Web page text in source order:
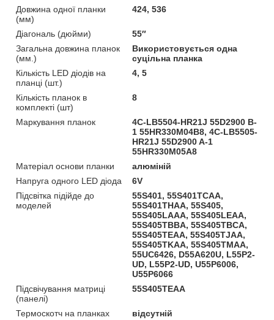
Довжина одної планки
(мм)
424, 536
Діагональ (дюйми)
55″
Загальна довжина планок
(мм.)
Використовується одна
суцільна планка
Кількість LED діодів на
планці (шт.)
4, 5
Кількість планок в
комплекті (шт)
8
Маркування планок
4C-LB5504-HR21J 55D2900 B-
1 55HR330M04B8, 4C-LB5505-
HR21J 55D2900 A-1
55HR330M05A8
Матеріал основи планки
алюміній
Напруга одного LED діода
6V
Підсвітка підійде до
моделей
55S401, 55S401TCAA,
55S401THAA, 55S405,
55S405LAAA, 55S405LEAA,
55S405TBBA, 55S405TBCA,
55S405TEAA, 55S405TJAA,
55S405TKAA, 55S405TMAA,
55UC6426, D55A620U, L55P2-
UD, L55P2-UD, U55P6006,
U55P6066
Підсвічування матриці
(панелі)
55S405TEAA
Термоскотч на планках відсутній